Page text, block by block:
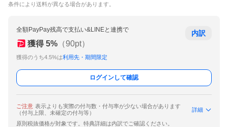
条件により送料が異なる場合があります。
全額PayPay残高で支払い&LINEと連携で
獲得 5% （90pt）
獲得のうち4.5%は利用先・期間限定
内訳
ログインして確認
ご注意 表示よりも実際の付与数・付与率が少ない場合があります
（付与上限、未確定の付与等）
詳細
原則税抜価格が対象です。特典詳細は内訳でご確認ください。